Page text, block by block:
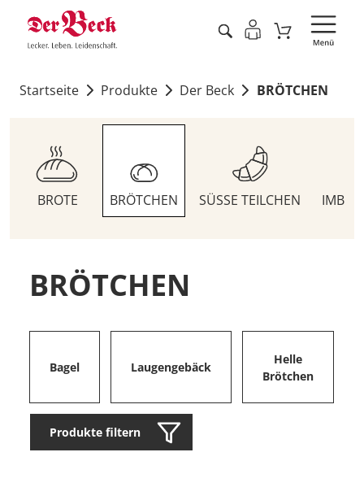
Startseite Produkte Der Beck BRÖTCHEN
BROTE BRÖTCHEN SÜSSE TEILCHEN
BRÖTCHEN
Bagel Laugengebäck
Helle
Brötchen
Produkte filtern